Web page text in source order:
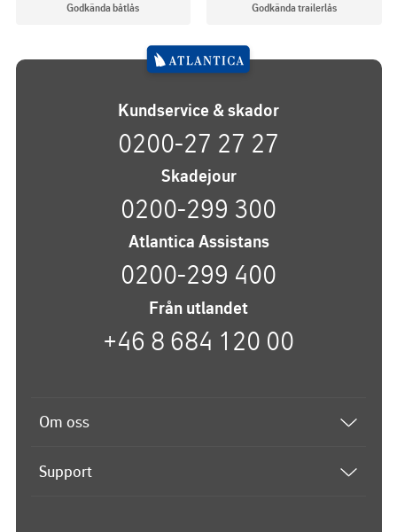
Godkända båtlås Godkända trailerlås
Kundservice & skador
0200-27 27 27
Skadejour
0200-299 300
Atlantica Assistans
0200-299 400
Från utlandet
+46 8 684 120 00
Om oss
Support